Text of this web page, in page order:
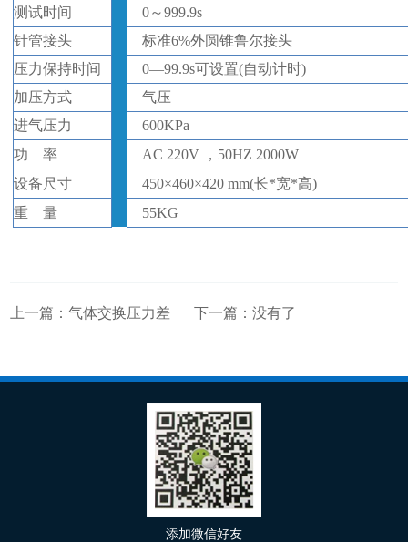
测试时间
0～999.9s
针管接头
标准6%外圆锥鲁尔接头
压力保持时间
0—99.9s可设置(自动计时)
加压方式
气压
进气压力
600KPa
功
率 AC 220V ，50HZ 2000W
设备尺寸 450×460×420 mm(长*宽*高)
重
量 55KG
上一篇：气体交换压力差 下一篇：没有了
添加微信好友